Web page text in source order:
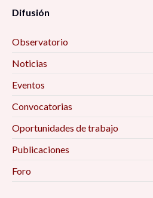
Difusión
Observatorio
Noticias
Eventos
Convocatorias
Oportunidades de trabajo
Publicaciones
Foro